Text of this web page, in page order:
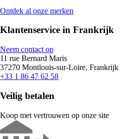
Ontdek al onze merken
Klantenservice in Frankrijk
Neem contact op
11 rue Bernard Maris
37270 Montlouis-sur-Loire, Frankrijk
+33 1 86 47 62 58
Veilig betalen
Koop met vertrouwen op onze site